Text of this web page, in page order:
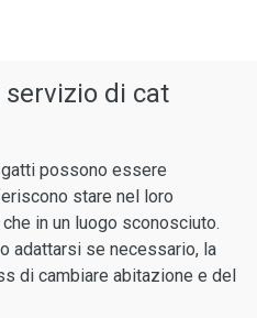
di cat
possono essere
stare nel loro
in un luogo sconosciuto.
adattarsi se necessario, la
di cambiare abitazione e del